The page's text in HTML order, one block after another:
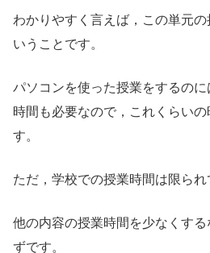
わかりやすく言えば，この単元
いうことです。
パソコンを使った授業をするの
時間も必要なので，これくらい
す。
ただ，学校での授業時間は限られ
他の内容の授業時間を少なくす
ずです。